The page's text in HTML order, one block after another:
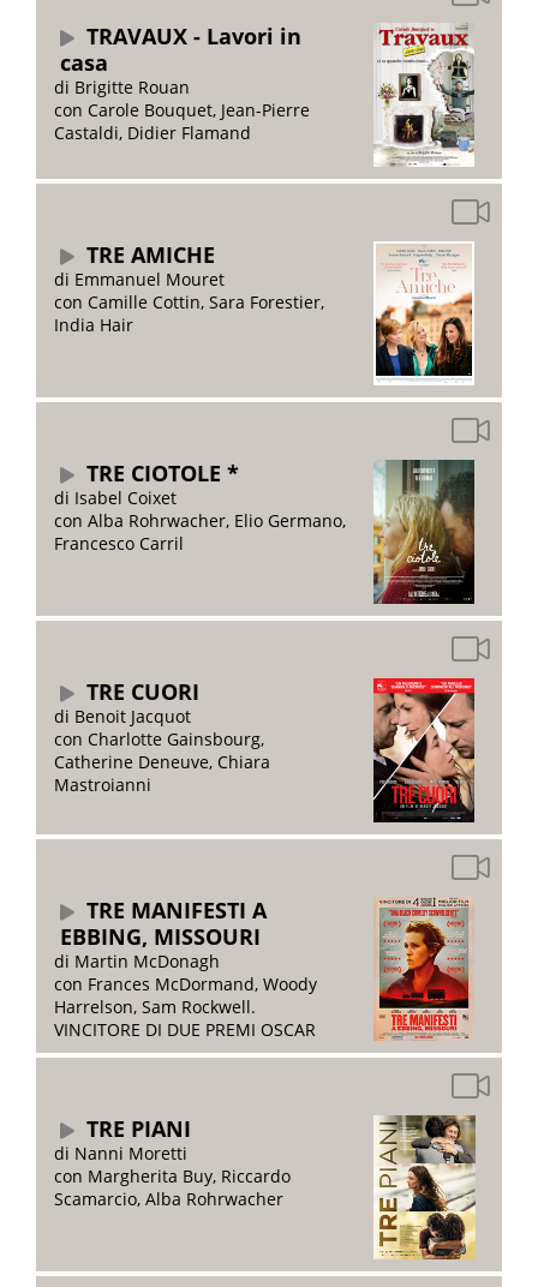
TRAVAUX - Lavori in
casa
di Brigitte Rouan
con Carole Bouquet, Jean-Pierre
Castaldi, Didier Flamand
TRE AMICHE
di Emmanuel Mouret
con Camille Cottin, Sara Forestier,
India Hair
TRE CIOTOLE *
di Isabel Coixet
con Alba Rohrwacher, Elio Germano,
Francesco Carril
TRE CUORI
di Benoit Jacquot
con Charlotte Gainsbourg,
Catherine Deneuve, Chiara
Mastroianni
TRE MANIFESTI A
EBBING, MISSOURI
di Martin McDonagh
con Frances McDormand, Woody
Harrelson, Sam Rockwell.
VINCITORE DI DUE PREMI OSCAR
TRE PIANI
di Nanni Moretti
con Margherita Buy, Riccardo
Scamarcio, Alba Rohrwacher